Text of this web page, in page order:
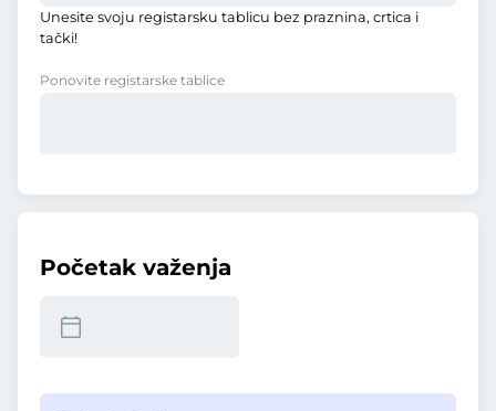
Unesite svoju registarsku tablicu bez praznina, crtica i
tački!
Ponovite registarske tablice
Početak važenja